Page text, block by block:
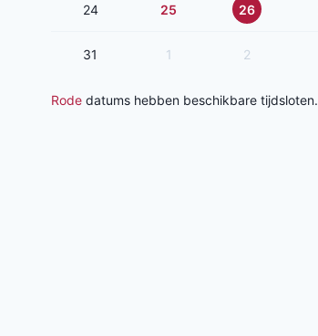
24 25 26
31 1 2
Rode datums hebben beschikbare tijdsloten.